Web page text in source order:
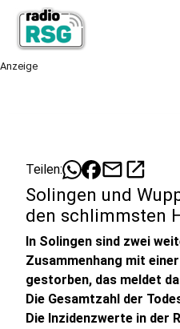
Anzeige
Teilen: mailopen_in_new
Solingen und
den schlimmsten
In Solingen sind zwei
Zusammenhang mit
gestorben, das meldet
Die Gesamtzahl der
Die Inzidenzwerte in der